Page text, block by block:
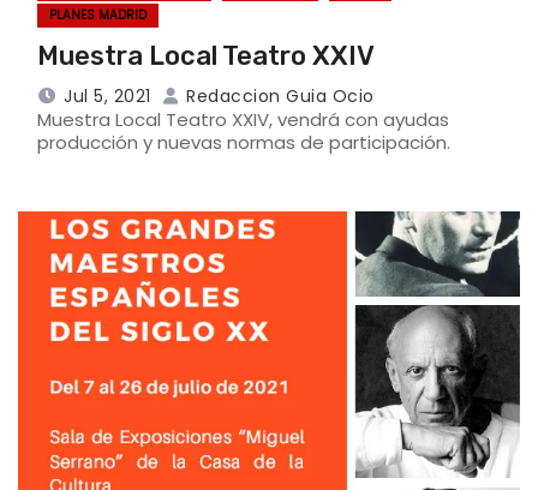
PLANES MADRID
Muestra Local Teatro XXIV
Jul 5, 2021 Redaccion Guia Ocio
Muestra Local Teatro XXIV, vendrá con ayudas
producción y nuevas normas de participación.